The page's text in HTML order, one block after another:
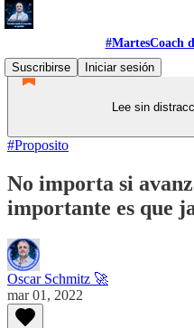
#MartesCoach
Suscribirse
Iniciar sesión
Lee sin
#Proposito
No importa si
importante es que
Oscar Schmitz 🚀
mar 01, 2022